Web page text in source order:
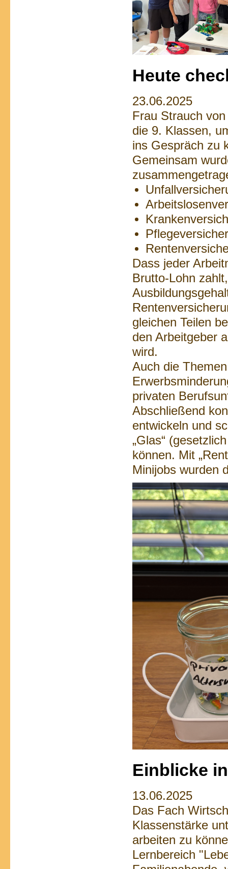
Heute
23.06.2025
Frau Strauch
die 9. Klassen,
ins Gespräch zu
Gemeinsam
Dass jeder
Brutto-Lohn
gleichen Teilen
den Arbeitgeber
wird.
Auch die
privaten
Abschließend
entwickeln und
„Glas“
können. Mit
Minijobs wurden
Einblicke
13.06.2025
Das Fach
Klassenstärke
arbeiten zu
Lernbereich